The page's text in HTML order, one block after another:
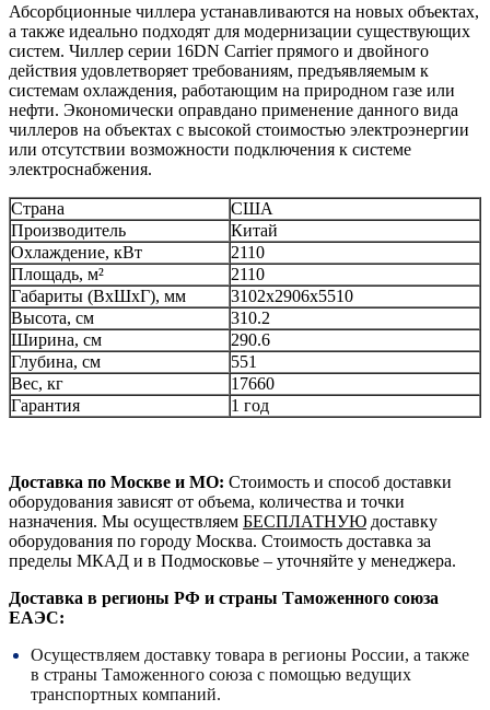
Абсорбционные чиллера устанавливаются на новых объектах,
а также идеально подходят для модернизации существующих
систем. Чиллер серии 16DN Carrier прямого и двойного
действия удовлетворяет требованиям, предъявляемым к
системам охлаждения, работающим на природном газе или
нефти. Экономически оправдано применение данного вида
чиллеров на объектах с высокой стоимостью электроэнергии
или отсутствии возможности подключения к системе
электроснабжения.
Страна
США
Производитель
Китай
Охлаждение, кВт
2110
Площадь, м²
2110
Габариты (ВxШxГ), мм
3102x2906x5510
Высота, см
310.2
Ширина, см
290.6
Глубина, см
551
Вес, кг
17660
Гарантия
1 год
Доставка по Москве и МО: Стоимость и способ доставки
оборудования зависят от объема, количества и точки
назначения. Мы осуществляем БЕСПЛАТНУЮ доставку
оборудования по городу Москва. Стоимость доставка за
пределы МКАД и в Подмосковье – уточняйте у менеджера.
Доставка в регионы РФ и страны Таможенного союза
ЕАЭС:
Осуществляем доставку товара в регионы России, а также
в страны Таможенного союза с помощью ведущих
транспортных компаний.